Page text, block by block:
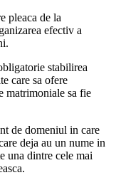
pleaca de la
efectiv a
stabilirea
care sa ofere
matrimoniale sa fie
de domeniul in care
deja au un nume in
una dintre cele mai